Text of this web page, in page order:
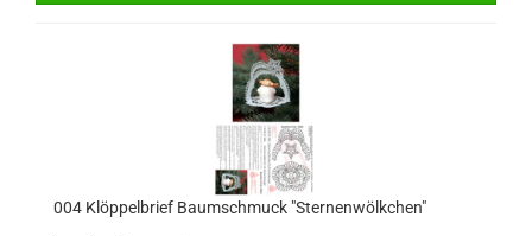
004 Klöppelbrief Baumschmuck "Sternenwölkchen"